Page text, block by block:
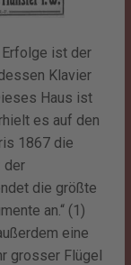
Erfolge ist der
Klavier
Haus ist
es auf den
1867 die
der
die größte
an.“ (1)
eine
grosser Flügel